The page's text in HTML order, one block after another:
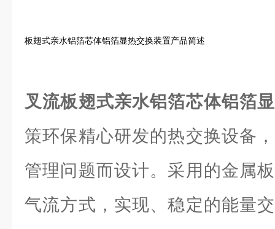
板翅式亲水铝箔芯体铝箔显热交换装置产品简述
叉流板翅式亲水铝箔芯体铝箔
策环保精心研发的热交换设备
管理问题而设计。采用的金属
气流方式，实现、稳定的能量